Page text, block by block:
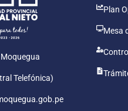
Telefónica)
Plan
Mesa